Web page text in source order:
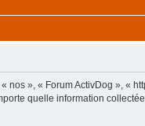
», « Forum ActivDog », «
quelle information